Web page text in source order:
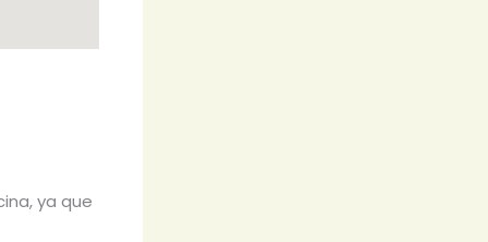
ya que